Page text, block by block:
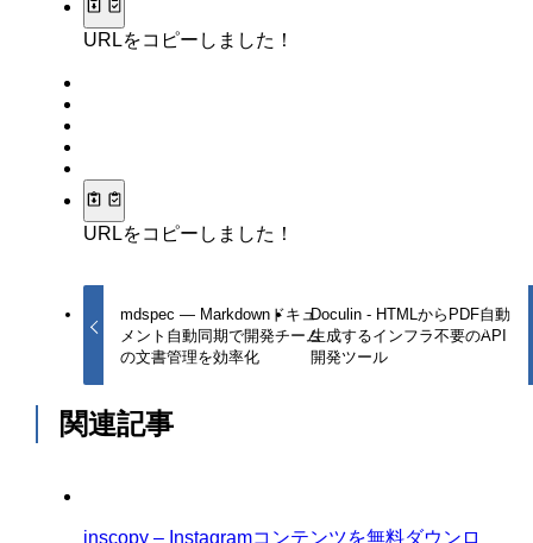
URLをコピーしました！
URLをコピーしました！
mdspec — Markdownドキュ
メント自動同期で開発チーム
の文書管理を効率化
Doculin - HTMLからPDF自動
生成するインフラ不要のAPI
開発ツール
関連記事
inscopy – Instagramコンテンツを無料ダウンロ